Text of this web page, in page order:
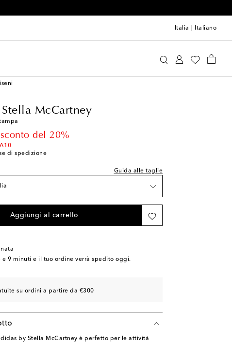
Italia Italiano
McCartney
price
sconto del 20%
di spedizione
Guida alle taglie
pezzi rimasti
alla wishlist
Aggiungi al carrello
e 9 minuti e il tuo ordine verrà spedito oggi.
su ordini a partire da €300
by Stella McCartney è perfetto per le attività